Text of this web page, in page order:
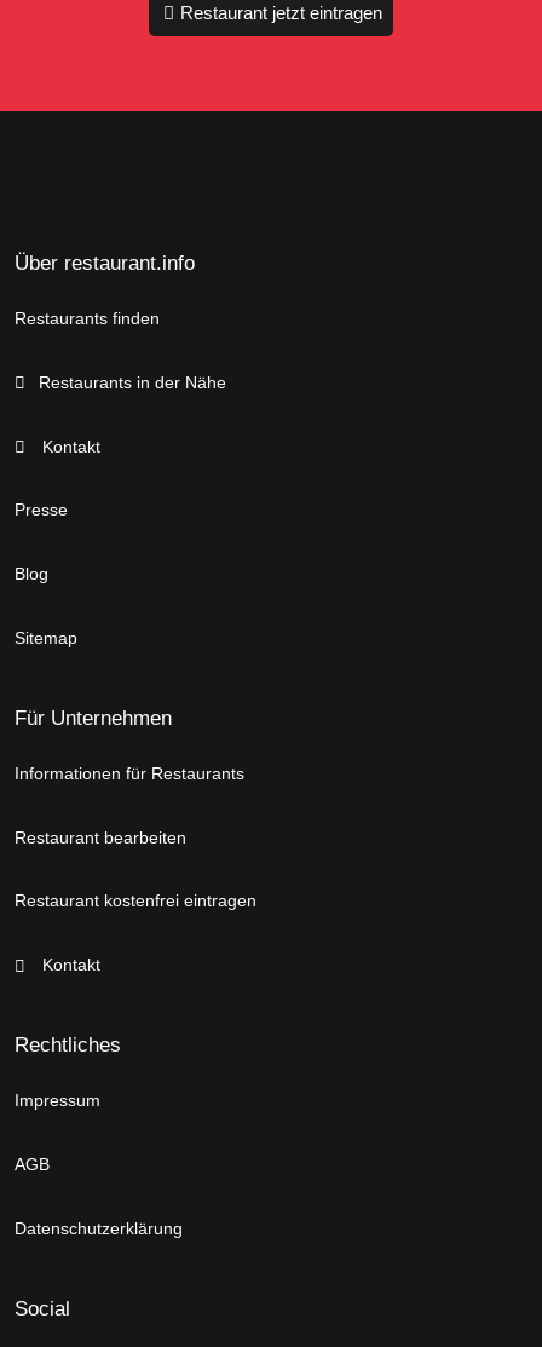
Restaurant jetzt eintragen
Über restaurant.info
Restaurants finden
Restaurants in der Nähe
Kontakt
Presse
Blog
Sitemap
Für Unternehmen
Informationen für Restaurants
Restaurant bearbeiten
Restaurant kostenfrei eintragen
Kontakt
Rechtliches
Impressum
AGB
Datenschutzerklärung
Social